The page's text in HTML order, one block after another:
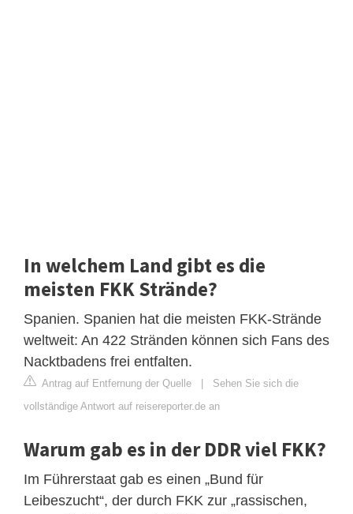
In welchem Land gibt es die
meisten FKK Strände?
Spanien. Spanien hat die meisten FKK-Strände
weltweit: An 422 Stränden können sich Fans des
Nacktbadens frei entfalten.
Antrag auf Entfernung der Quelle | Sehen Sie sich die
vollständige Antwort auf reisereporter.de an
Warum gab es in der DDR viel FKK?
Im Führerstaat gab es einen „Bund für
Leibeszucht“, der durch FKK zur „rassischen,